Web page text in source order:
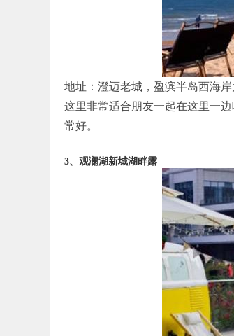
地址：澄迈老城，盈滨半岛西海
这里非常适合朋友一起在这里一
常好。
3、观澜湖新城湖畔露